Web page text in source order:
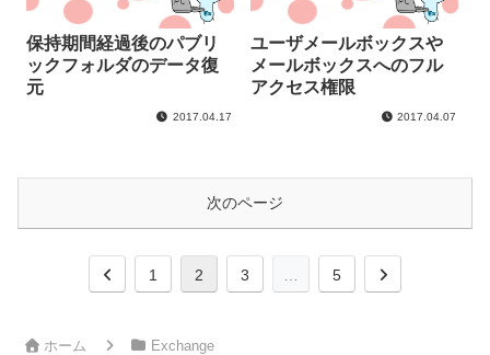
保持期間経過後のパブリ
ックフォルダのデータ復
元
2017.04.17
ユーザメールボックスや
メールボックスへのフル
アクセス権限
2017.04.07
次のページ
前 1 2 3 5 次
ホーム Exchange